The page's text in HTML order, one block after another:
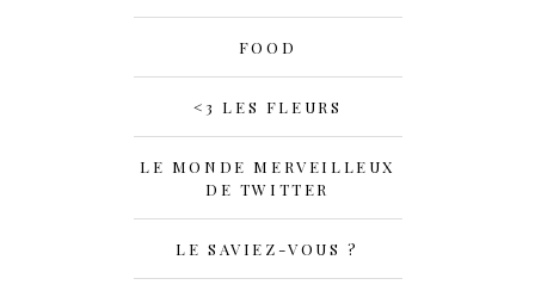
FOOD
<3 LES FLEURS
LE MONDE MERVEILLEUX
DE TWITTER
LE SAVIEZ-VOUS ?